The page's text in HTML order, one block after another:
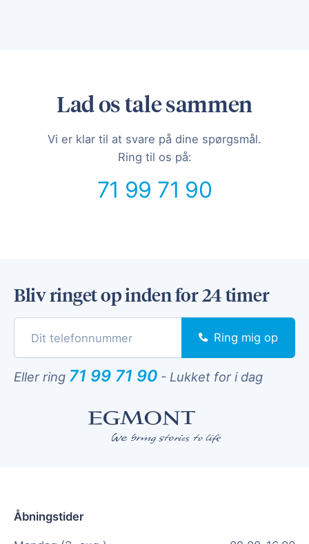
Lad os tale sammen
Vi er klar til at svare på dine spørgsmål.
Ring til os på:
71 99 71 90
Bliv ringet op inden for 24 timer
Ring mig op
Eller ring 71 99 71 90 - Lukket for i dag
Åbningstider